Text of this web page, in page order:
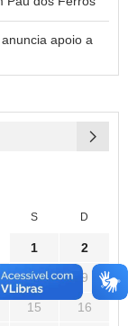
apoio a
S D
1 2
8 9
15 16